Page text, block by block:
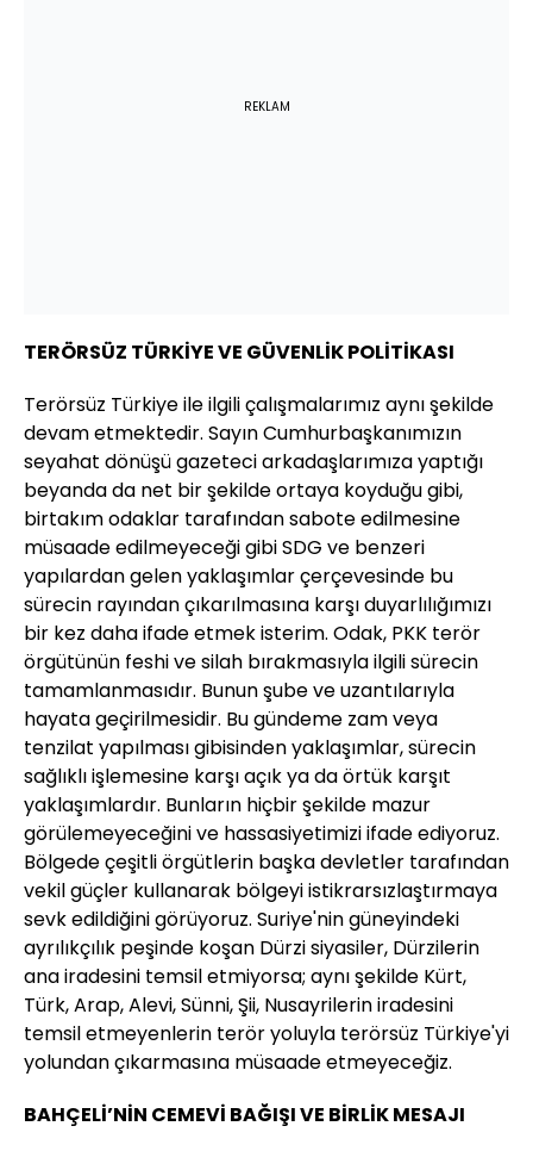
REKLAM
TERÖRSÜZ TÜRKİYE VE GÜVENLİK POLİTİKASI
Terörsüz Türkiye ile ilgili çalışmalarımız aynı şekilde
devam etmektedir. Sayın Cumhurbaşkanımızın
seyahat dönüşü gazeteci arkadaşlarımıza yaptığı
beyanda da net bir şekilde ortaya koyduğu gibi,
birtakım odaklar tarafından sabote edilmesine
müsaade edilmeyeceği gibi SDG ve benzeri
yapılardan gelen yaklaşımlar çerçevesinde bu
sürecin rayından çıkarılmasına karşı duyarlılığımızı
bir kez daha ifade etmek isterim. Odak, PKK terör
örgütünün feshi ve silah bırakmasıyla ilgili sürecin
tamamlanmasıdır. Bunun şube ve uzantılarıyla
hayata geçirilmesidir. Bu gündeme zam veya
tenzilat yapılması gibisinden yaklaşımlar, sürecin
sağlıklı işlemesine karşı açık ya da örtük karşıt
yaklaşımlardır. Bunların hiçbir şekilde mazur
görülemeyeceğini ve hassasiyetimizi ifade ediyoruz.
Bölgede çeşitli örgütlerin başka devletler tarafından
vekil güçler kullanarak bölgeyi istikrarsızlaştırmaya
sevk edildiğini görüyoruz. Suriye'nin güneyindeki
ayrılıkçılık peşinde koşan Dürzi siyasiler, Dürzilerin
ana iradesini temsil etmiyorsa; aynı şekilde Kürt,
Türk, Arap, Alevi, Sünni, Şii, Nusayrilerin iradesini
temsil etmeyenlerin terör yoluyla terörsüz Türkiye'yi
yolundan çıkarmasına müsaade etmeyeceğiz.
BAHÇELİ’NİN CEMEVİ BAĞIŞI VE BİRLİK MESAJI